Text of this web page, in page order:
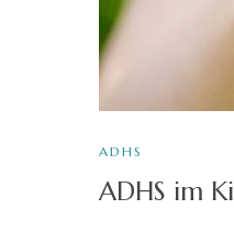
ADHS
ADHS im